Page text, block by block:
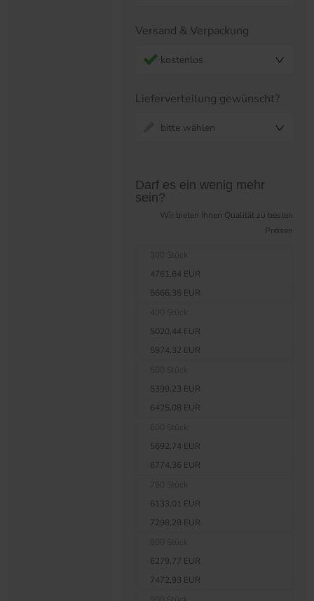
Versand & Verpackung
kostenlos
Lieferverteilung gewünscht?
bitte wählen
Darf es ein wenig mehr
sein?
Wir bieten Ihnen Qualität zu besten
Preisen
4761,64 EUR
5666,35 EUR
5020,44 EUR
5974,32 EUR
5399,23 EUR
6425,08 EUR
5692,74 EUR
6774,36 EUR
6133,01 EUR
7298,28 EUR
6279,77 EUR
7472,93 EUR